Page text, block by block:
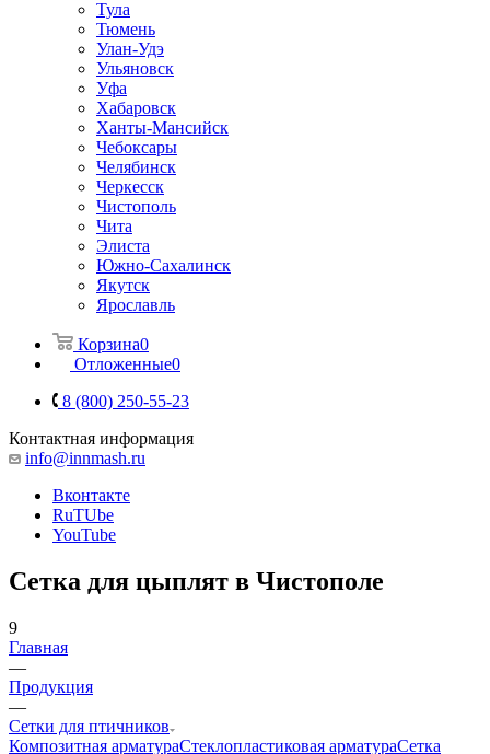
Тула
Тюмень
Улан-Удэ
Ульяновск
Уфа
Хабаровск
Ханты-Мансийск
Чебоксары
Челябинск
Черкесск
Чистополь
Чита
Элиста
Южно-Сахалинск
Якутск
Ярославль
Корзина0
Отложенные0
8 (800) 250-55-23
Контактная информация
info@innmash.ru
Вконтакте
RuTUbe
YouTube
Сетка для цыплят в Чистополе
9
Главная
—
Продукция
—
Сетки для птичников
Композитная арматураCтеклопластиковая арматураСетка